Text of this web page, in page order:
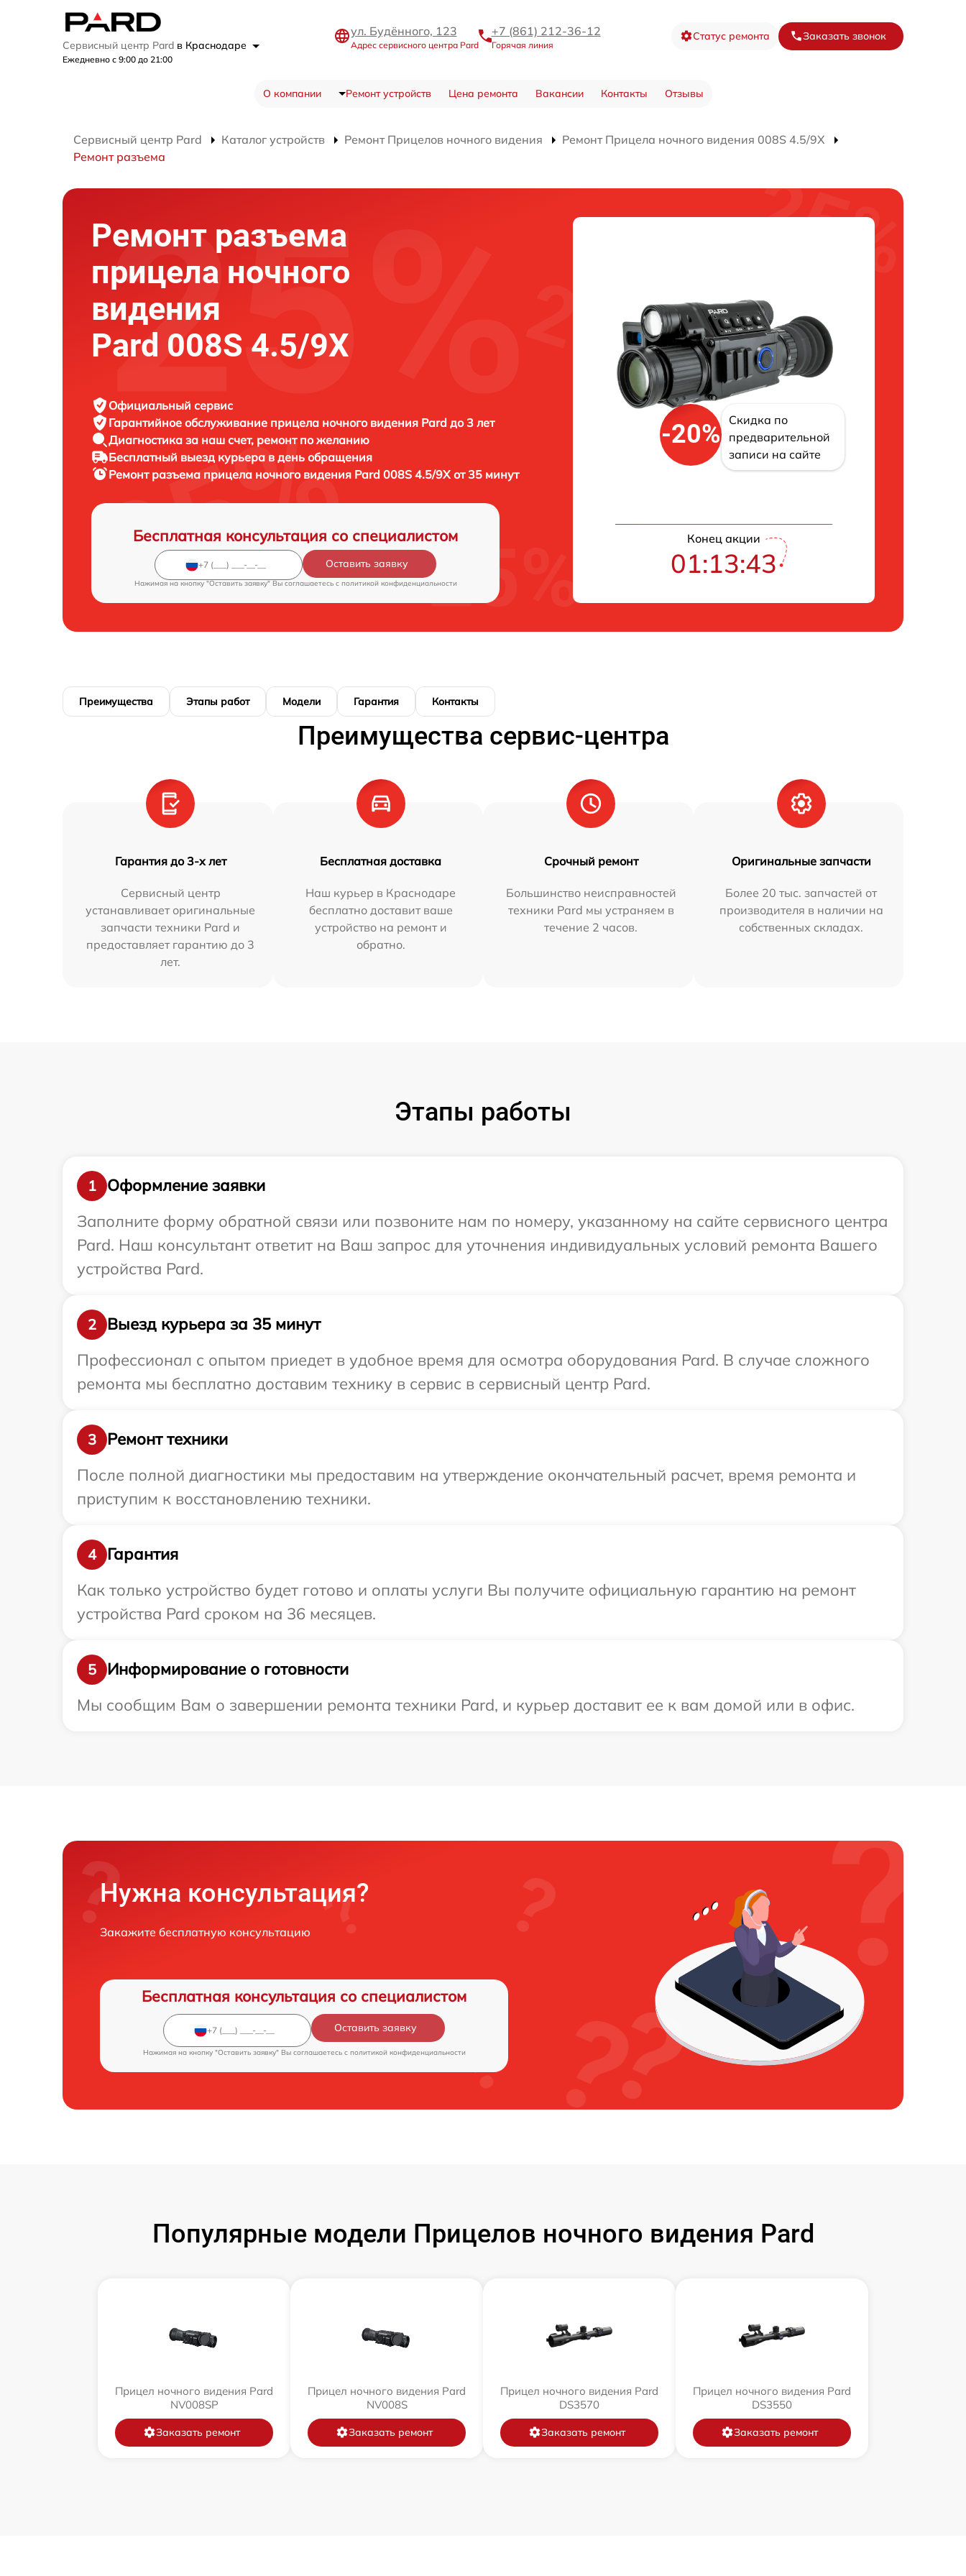
Сервисный центр Pard в Краснодаре
Ежедневно с 9:00 до 21:00
ул. Будённого, 123
Адрес сервисного центра Pard
+7 (861) 212-36-12
Горячая линия
Статус ремонта Заказать звонок
О компании Ремонт устройств Цена ремонта Вакансии Контакты Отзывы
Сервисный центр Pard Каталог устройств Ремонт Прицелов ночного видения
Ремонт Прицела ночного видения 008S 4.5/9X
Ремонт разъема
Ремонт разъема
прицела ночного
видения
Pard 008S 4.5/9X
Официальный сервис
Гарантийное обслуживание прицела ночного видения Pard до 3 лет
Диагностика за наш счет, ремонт по желанию
Бесплатный выезд курьера в день обращения
Ремонт разъема прицела ночного видения Pard 008S 4.5/9X от 35 минут
Бесплатная консультация со специалистом
Оставить заявку
Нажимая на кнопку "Оставить заявку" Вы соглашаетесь c политикой конфиденциальности
-20%
Скидка по
предварительной
записи на сайте
Конец акции
01:13:42
Преимущества Этапы работ Модели Гарантия Контакты
Преимущества сервис-центра
Гарантия до 3-х лет
Сервисный центр
устанавливает оригинальные
запчасти техники Pard и
предоставляет гарантию до 3
лет.
Бесплатная доставка
Наш курьер в Краснодаре
бесплатно доставит ваше
устройство на ремонт и
обратно.
Срочный ремонт
Большинство неисправностей
техники Pard мы устраняем в
течение 2 часов.
Оригинальные запчасти
Более 20 тыс. запчастей от
производителя в наличии на
собственных складах.
Этапы работы
1
Оформление заявки
Заполните форму обратной связи или позвоните нам по номеру, указанному на сайте сервисного центра
Pard. Наш консультант ответит на Ваш запрос для уточнения индивидуальных условий ремонта Вашего
устройства Pard.
2
Выезд курьера за 35 минут
Профессионал с опытом приедет в удобное время для осмотра оборудования Pard. В случае сложного
ремонта мы бесплатно доставим технику в сервис в сервисный центр Pard.
3
Ремонт техники
После полной диагностики мы предоставим на утверждение окончательный расчет, время ремонта и
приступим к восстановлению техники.
4
Гарантия
Как только устройство будет готово и оплаты услуги Вы получите официальную гарантию на ремонт
устройства Pard сроком на 36 месяцев.
5
Информирование о готовности
Мы сообщим Вам о завершении ремонта техники Pard, и курьер доставит ее к вам домой или в офис.
Нужна консультация?
Закажите бесплатную консультацию
Бесплатная консультация со специалистом
Оставить заявку
Нажимая на кнопку "Оставить заявку" Вы соглашаетесь c политикой конфиденциальности
Популярные модели Прицелов ночного видения Pard
Прицел ночного видения Pard
NV008SP
Заказать ремонт
Прицел ночного видения Pard
NV008S
Заказать ремонт
Прицел ночного видения Pard
DS3570
Заказать ремонт
Прицел ночного видения Pard
DS3550
Заказать ремонт